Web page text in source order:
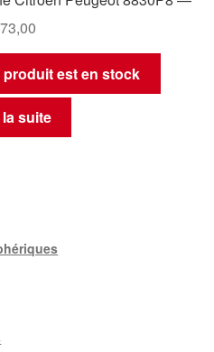
est en stock
suite